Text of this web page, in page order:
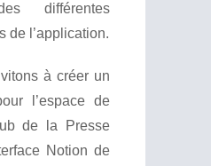
différentes
de l’application.
à créer un
l’espace de
de la Presse
Notion de